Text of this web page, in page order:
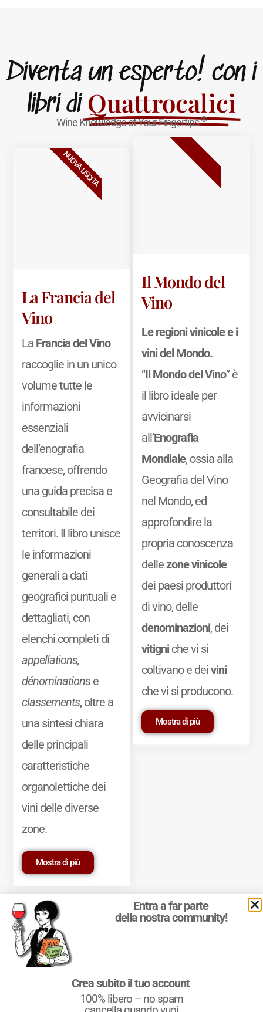
Diventa un esperto! con i
libri di Quattrocalici
Wine Knowledge at Your Fingertips®
La Francia del
Vino
La Francia del Vino
raccoglie in un unico
volume tutte le
informazioni
essenziali
dell’enografia
francese, offrendo
una guida precisa e
consultabile dei
territori. Il libro unisce
le informazioni
generali a dati
geografici puntuali e
dettagliati, con
elenchi completi di
appellations,
dénominationse
classements, oltre a
una sintesi chiara
delle principali
caratteristiche
organolettiche dei
vini delle diverse
zone.
Mostra di più
NUOVA USCITA
Il Mondo del
Vino
Le regioni vinicole e i
vini del Mondo.
“Il Mondo del Vino” è
il libro ideale per
avvicinarsi
all’Enografia
Mondiale, ossia alla
Geografia del Vino
nel Mondo, ed
approfondire la
propria conoscenza
dellezone vinicole
dei paesi produttori
di vino, delle
denominazioni, dei
vitigniche vi si
coltivano e deivini
che vi si producono.
Mostra di più
BESTSELLER
Marchio Reg. | P.IVA 03921390245
Condizioni d'uso|Privacy Policy|Cookie Policy
cookie
Entra a far parte
della nostra community!
Crea subito il tuo account
100% libero – no spam